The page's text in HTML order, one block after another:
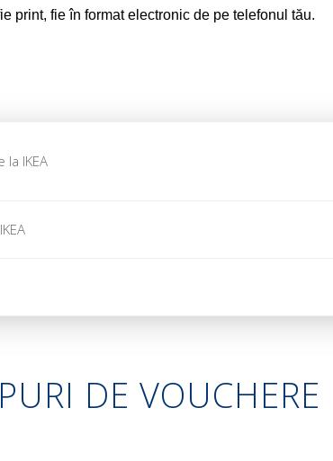
print, fie în format electronic de pe telefonul tău.
IKEA
DE VOUCHERE